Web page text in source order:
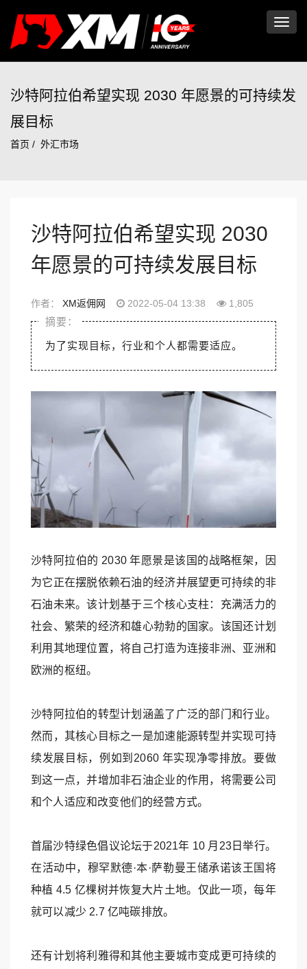
换
沙特阿拉伯希望实现 2030 年愿景的可持续发
展目标
首页 外汇市场
沙特阿拉伯希望实现 2030
年愿景的可持续发展目标
作者： XM返佣网 2022-05-04 13:38 1,805
为了实现目标，行业和个人都需要适应。
沙特阿拉伯的 2030 年愿景是该国的战略框架，因
为它正在摆脱依赖石油的经济并展望更可持续的非
石油未来。该计划基于三个核心支柱：充满活力的
社会、繁荣的经济和雄心勃勃的国家。该国还计划
利用其地理位置，将自己打造为连接非洲、亚洲和
欧洲的枢纽。
沙特阿拉伯的转型计划涵盖了广泛的部门和行业。
然而，其核心目标之一是加速能源转型并实现可持
续发展目标，例如到2060 年实现净零排放。要做
到这一点，并增加非石油企业的作用，将需要公司
和个人适应和改变他们的经营方式。
首届沙特绿色倡议论坛于2021年 10 月23日举行。
在活动中，穆罕默德·本·萨勒曼王储承诺该王国将
种植 4.5 亿棵树并恢复大片土地。仅此一项，每年
就可以减少 2.7 亿吨碳排放。
还有计划将利雅得和其他主要城市变成更可持续的